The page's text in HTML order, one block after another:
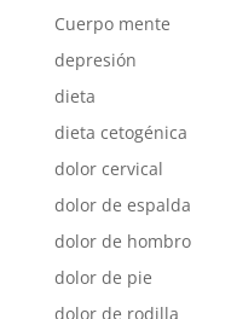
Cuerpo mente
depresión
dieta
dieta cetogénica
dolor cervical
dolor de espalda
dolor de hombro
dolor de pie
dolor de rodilla